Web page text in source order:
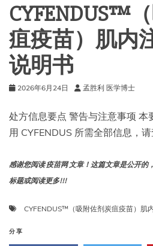
CYFENDUS™
疽疫苗）肌内
说明书
2026年6月24日 孟胜利 医学博士
处方信息要点 警告与注意事项 本
用 CYFENDUS 所需全部信息，
感谢您阅读 疫苗网 文章！这篇文章是公开
标题或阅读更多!!!
CYFENDUS™（吸附佐剂炭疽疫苗）肌
分享